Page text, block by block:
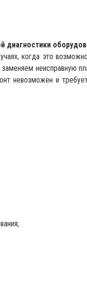
диагностики
когда это
неисправную
невозможен и